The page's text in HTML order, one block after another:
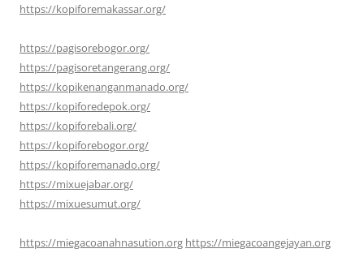
https://kopiforemakassar.org/
https://pagisorebogor.org/
https://pagisoretangerang.org/
https://kopikenanganmanado.org/
https://kopiforedepok.org/
https://kopiforebali.org/
https://kopiforebogor.org/
https://kopiforemanado.org/
https://mixuejabar.org/
https://mixuesumut.org/
https://miegacoanahnasution.org https://miegacoangejayan.org